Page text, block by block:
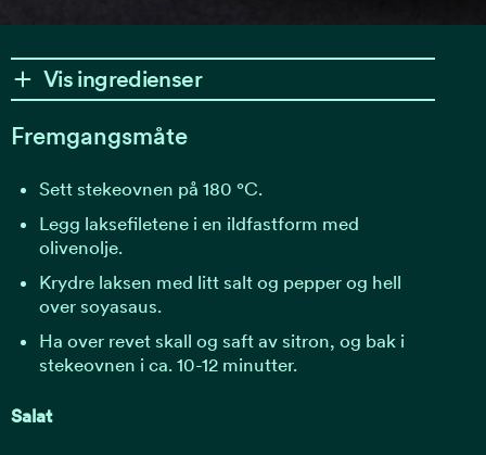
Vis ingredienser
Fremgangsmåte
Sett stekeovnen på 180 °C.
Legg laksefiletene i en ildfastform med
olivenolje.
Krydre laksen med litt salt og pepper og hell
over soyasaus.
Ha over revet skall og saft av sitron, og bak i
stekeovnen i ca. 10-12 minutter.
Salat